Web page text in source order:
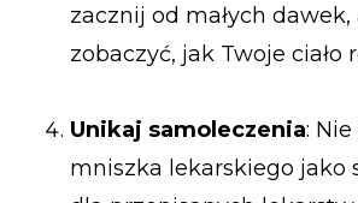
zacznij od małych dawek,
zobaczyć, jak Twoje ciało
Unikaj samoleczenia:
mniszka lekarskiego jako